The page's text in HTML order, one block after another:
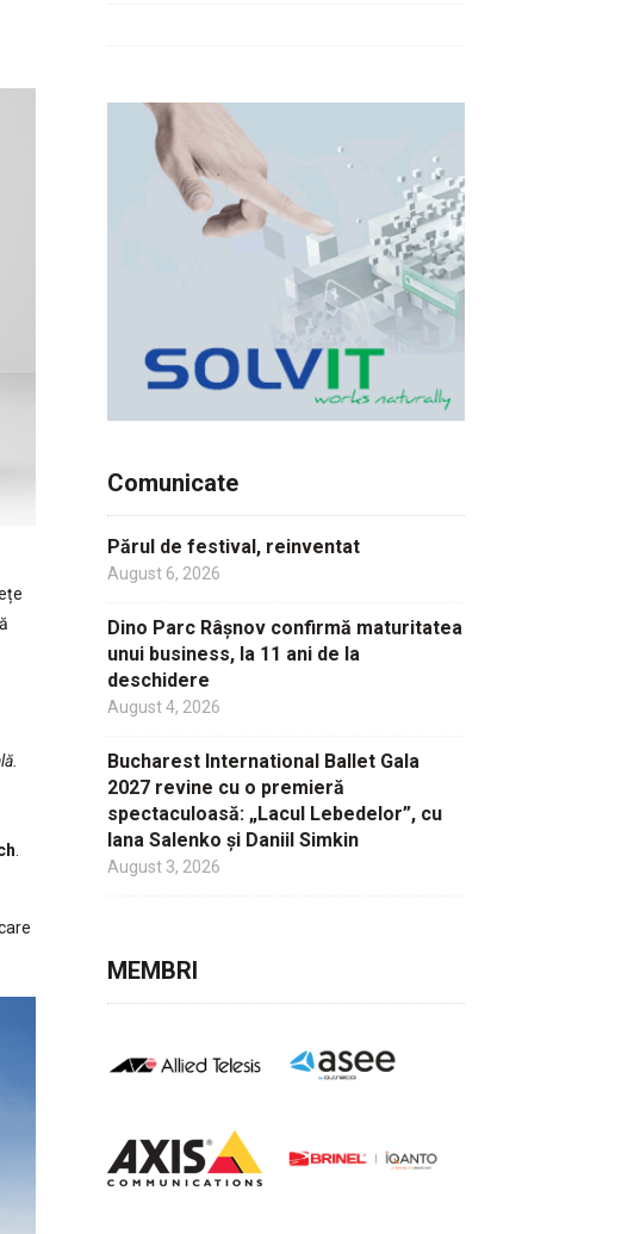
.
Comunicate
Părul de festival, reinventat
August 6, 2026
Dino Parc Râșnov confirmă maturitatea
unui business, la 11 ani de la
deschidere
August 4, 2026
Bucharest International Ballet Gala
2027 revine cu o premieră
spectaculoasă: „Lacul Lebedelor”, cu
Iana Salenko și Daniil Simkin
August 3, 2026
MEMBRI